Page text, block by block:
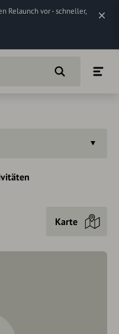
Relaunch vor - schneller,
Karte